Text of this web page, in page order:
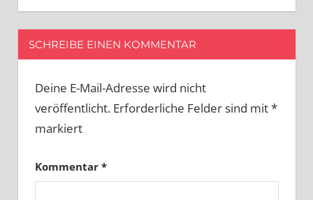
SCHREIBE EINEN KOMMENTAR
Deine E-Mail-Adresse wird nicht
veröffentlicht. Erforderliche Felder sind mit*
markiert
Kommentar *